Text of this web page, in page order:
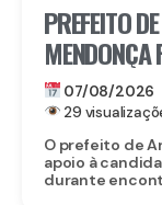
PREFEITO
MENDONÇA
07/08/2026
29
O prefeito de
apoio à
durante